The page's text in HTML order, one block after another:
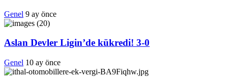
Genel 9 ay önce
Aslan Devler Ligin’de kükredi! 3-0
Genel 10 ay önce